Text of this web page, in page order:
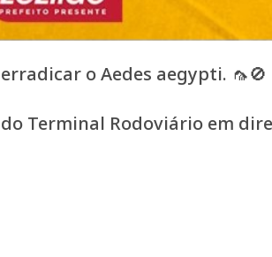
o Aedes aegypti. 🦟🚫
Terminal Rodoviário em